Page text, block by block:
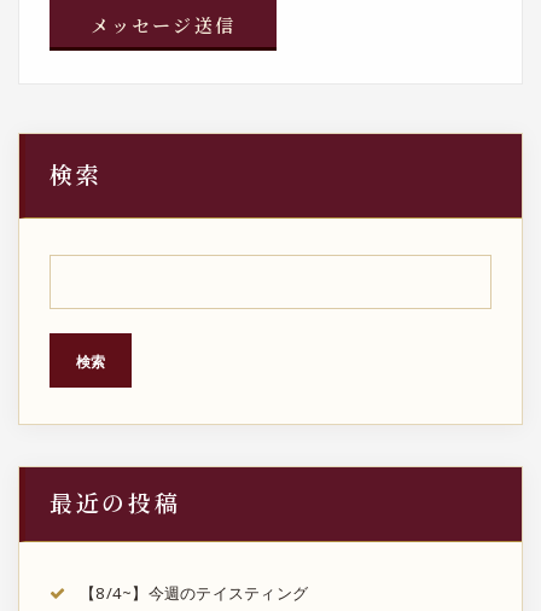
検索
検索
最近の投稿
【8/4~】今週のテイスティング